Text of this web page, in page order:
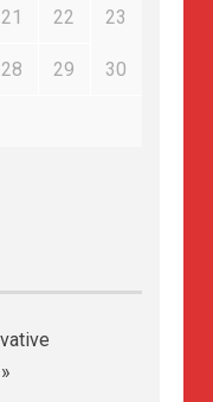
21 22 23
28 29 30